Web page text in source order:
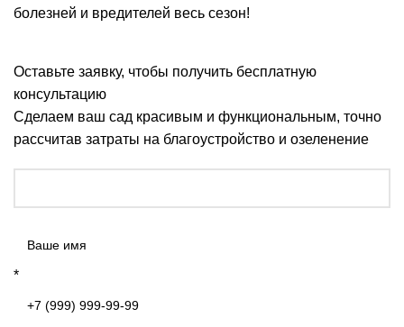
болезней и вредителей весь сезон!
Оставьте заявку, чтобы получить бесплатную
консультацию
Сделаем ваш сад красивым и функциональным, точно
рассчитав затраты на благоустройство и озеленение
*